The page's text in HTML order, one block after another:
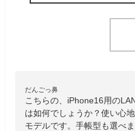
だんごっ鼻
こちらの、iPhone16用の
は如何でしょうか？使い心
モデルです。手帳型も選べま